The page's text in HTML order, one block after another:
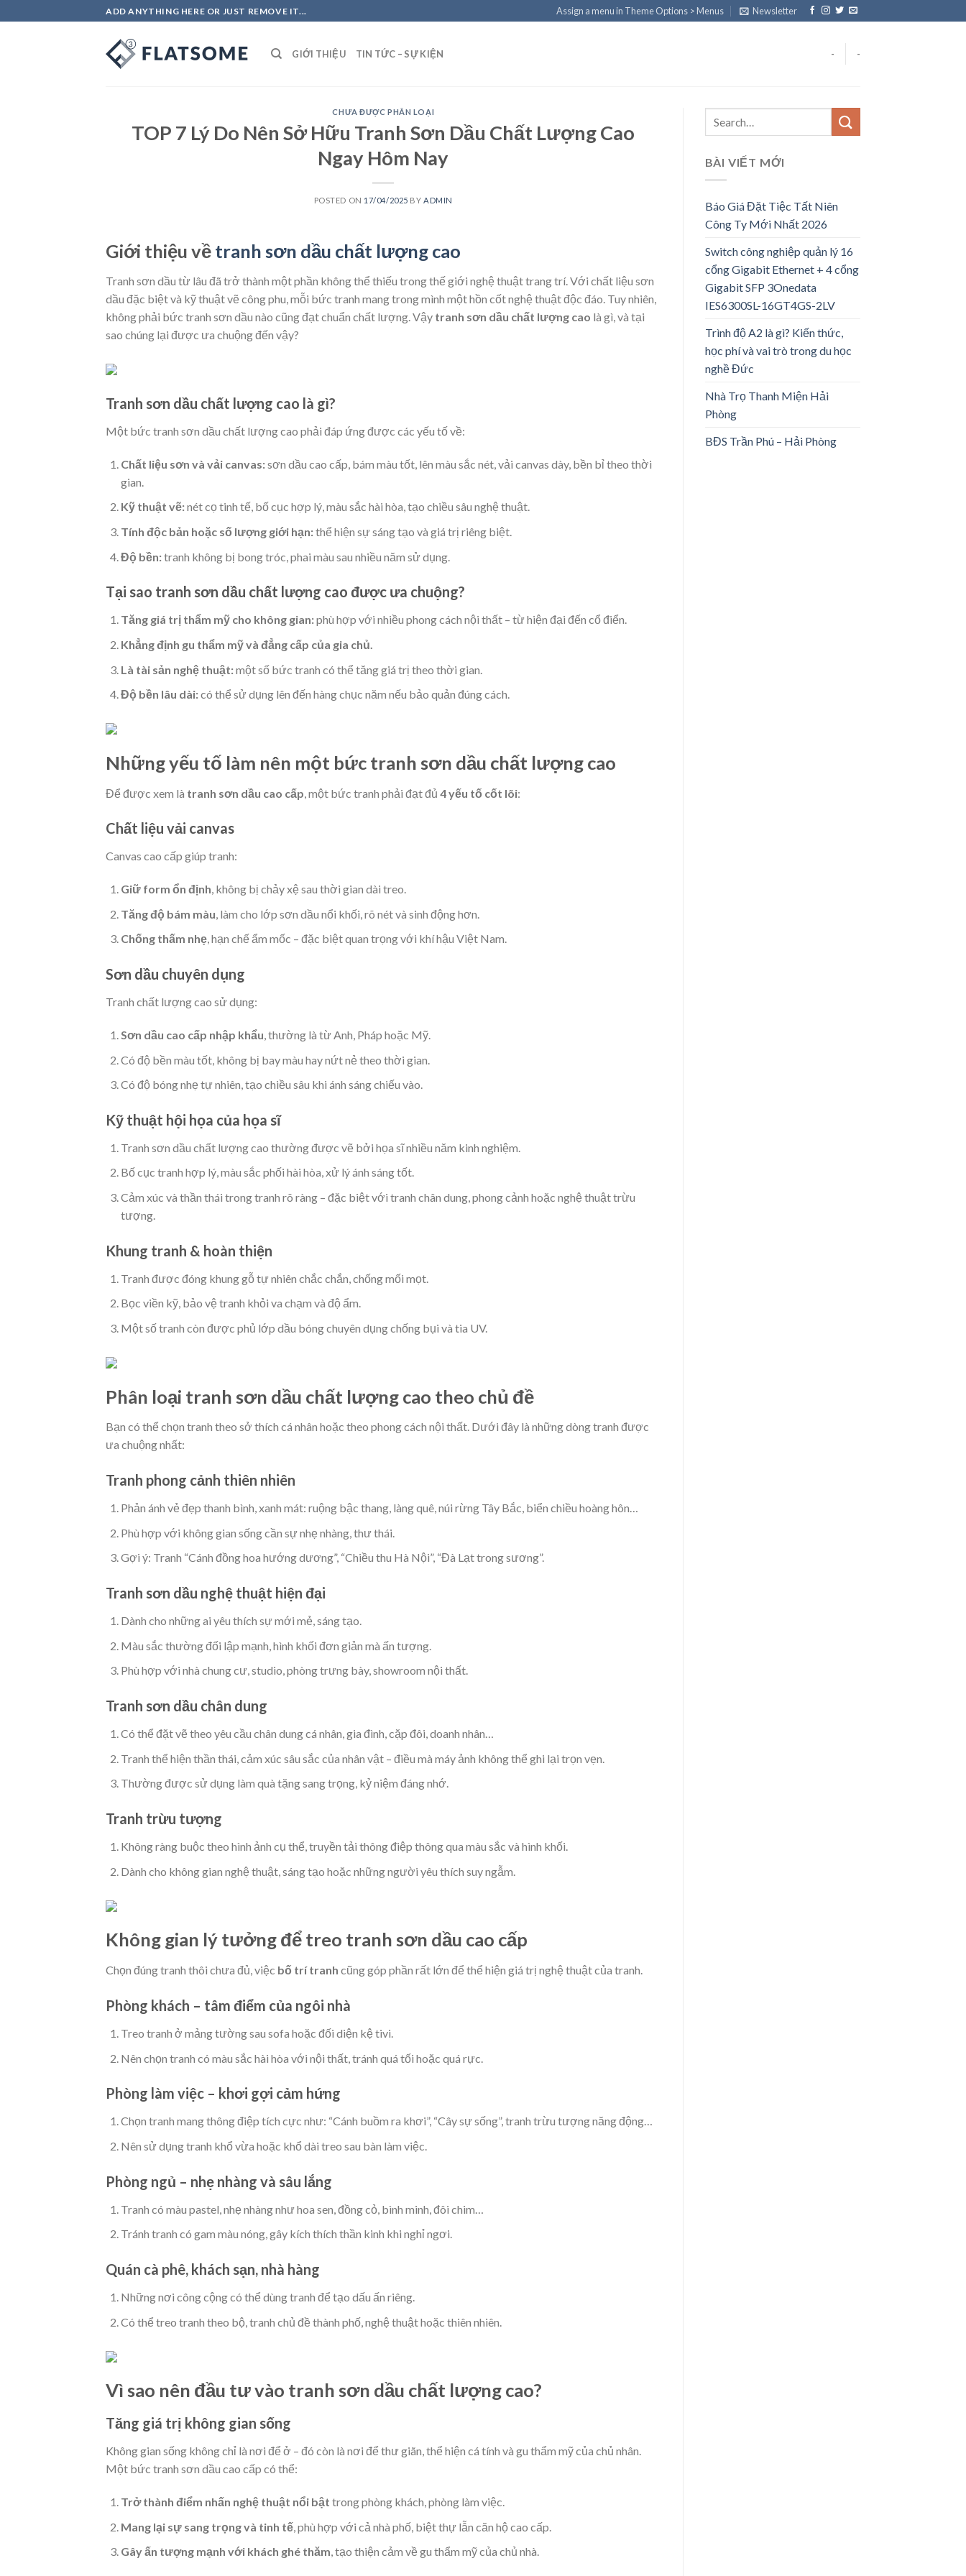
to
ADD ANYTHING HERE OR JUST REMOVE IT... Assign a menu in Theme Options > Menus Newsletter
GIỚI THIỆU TIN TỨC – SỰ KIỆN - -
CHƯA ĐƯỢC PHÂN LOẠI
TOP 7 Lý Do Nên Sở Hữu Tranh Sơn Dầu Chất Lượng Cao
Ngay Hôm Nay
POSTED ON 17/04/2025 BY ADMIN
Giới thiệu về tranh sơn dầu chất lượng cao
Tranh sơn dầu từ lâu đã trở thành một phần không thể thiếu trong thế giới nghệ thuật trang trí. Với chất liệu sơn
dầu đặc biệt và kỹ thuật vẽ công phu, mỗi bức tranh mang trong mình một hồn cốt nghệ thuật độc đáo. Tuy nhiên,
không phải bức tranh sơn dầu nào cũng đạt chuẩn chất lượng. Vậy tranh sơn dầu chất lượng cao là gì, và tại
sao chúng lại được ưa chuộng đến vậy?
Tranh sơn dầu chất lượng cao là gì?
Một bức tranh sơn dầu chất lượng cao phải đáp ứng được các yếu tố về:
Chất liệu sơn và vải canvas:sơn dầu cao cấp, bám màu tốt, lên màu sắc nét, vải canvas dày, bền bỉ theo thời
gian.
Kỹ thuật vẽ:nét cọ tinh tế, bố cục hợp lý, màu sắc hài hòa, tạo chiều sâu nghệ thuật.
Tính độc bản hoặc số lượng giới hạn:thể hiện sự sáng tạo và giá trị riêng biệt.
Độ bền:tranh không bị bong tróc, phai màu sau nhiều năm sử dụng.
Tại sao tranh sơn dầu chất lượng cao được ưa chuộng?
Tăng giá trị thẩm mỹ cho không gian:phù hợp với nhiều phong cách nội thất – từ hiện đại đến cổ điển.
Khẳng định gu thẩm mỹ và đẳng cấp của gia chủ.
Là tài sản nghệ thuật:một số bức tranh có thể tăng giá trị theo thời gian.
Độ bền lâu dài:có thể sử dụng lên đến hàng chục năm nếu bảo quản đúng cách.
Những yếu tố làm nên một bức tranh sơn dầu chất lượng cao
Để được xem là tranh sơn dầu cao cấp , một bức tranh phải đạt đủ 4 yếu tố cốt lõi:
Chất liệu vải canvas
Canvas cao cấp giúp tranh:
Giữ form ổn định, không bị chảy xệ sau thời gian dài treo.
Tăng độ bám màu , làm cho lớp sơn dầu nổi khối, rõ nét và sinh động hơn.
Chống thấm nhẹ, hạn chế ẩm mốc – đặc biệt quan trọng với khí hậu Việt Nam.
Sơn dầu chuyên dụng
Tranh chất lượng cao sử dụng:
Sơn dầu cao cấp nhập khẩu, thường là từ Anh, Pháp hoặc Mỹ.
Có độ bền màu tốt, không bị bay màu hay nứt nẻ theo thời gian.
Có độ bóng nhẹ tự nhiên, tạo chiều sâu khi ánh sáng chiếu vào.
Kỹ thuật hội họa của họa sĩ
Tranh sơn dầu chất lượng cao thường được vẽ bởi họa sĩ nhiều năm kinh nghiệm.
Bố cục tranh hợp lý, màu sắc phối hài hòa, xử lý ánh sáng tốt.
Cảm xúc và thần thái trong tranh rõ ràng – đặc biệt với tranh chân dung, phong cảnh hoặc nghệ thuật trừu
tượng.
Khung tranh & hoàn thiện
Tranh được đóng khung gỗ tự nhiên chắc chắn, chống mối mọt.
Bọc viền kỹ, bảo vệ tranh khỏi va chạm và độ ẩm.
Một số tranh còn được phủ lớp dầu bóng chuyên dụng chống bụi và tia UV.
Phân loại tranh sơn dầu chất lượng cao theo chủ đề
Bạn có thể chọn tranh theo sở thích cá nhân hoặc theo phong cách nội thất. Dưới đây là những dòng tranh được
ưa chuộng nhất:
Tranh phong cảnh thiên nhiên
Phản ánh vẻ đẹp thanh bình, xanh mát: ruộng bậc thang, làng quê, núi rừng Tây Bắc, biển chiều hoàng hôn…
Phù hợp với không gian sống cần sự nhẹ nhàng, thư thái.
Gợi ý: Tranh “Cánh đồng hoa hướng dương”, “Chiều thu Hà Nội”, “Đà Lạt trong sương”.
Tranh sơn dầu nghệ thuật hiện đại
Dành cho những ai yêu thích sự mới mẻ, sáng tạo.
Màu sắc thường đối lập mạnh, hình khối đơn giản mà ấn tượng.
Phù hợp với nhà chung cư, studio, phòng trưng bày, showroom nội thất.
Tranh sơn dầu chân dung
Có thể đặt vẽ theo yêu cầu chân dung cá nhân, gia đình, cặp đôi, doanh nhân…
Tranh thể hiện thần thái, cảm xúc sâu sắc của nhân vật – điều mà máy ảnh không thể ghi lại trọn vẹn.
Thường được sử dụng làm quà tặng sang trọng, kỷ niệm đáng nhớ.
Tranh trừu tượng
Không ràng buộc theo hình ảnh cụ thể, truyền tải thông điệp thông qua màu sắc và hình khối.
Dành cho không gian nghệ thuật, sáng tạo hoặc những người yêu thích suy ngẫm.
Không gian lý tưởng để treo tranh sơn dầu cao cấp
Chọn đúng tranh thôi chưa đủ, việc bố trí tranh cũng góp phần rất lớn để thể hiện giá trị nghệ thuật của tranh.
Phòng khách – tâm điểm của ngôi nhà
Treo tranh ở mảng tường sau sofa hoặc đối diện kệ tivi.
Nên chọn tranh có màu sắc hài hòa với nội thất, tránh quá tối hoặc quá rực.
Phòng làm việc – khơi gợi cảm hứng
Chọn tranh mang thông điệp tích cực như: “Cánh buồm ra khơi”, “Cây sự sống”, tranh trừu tượng năng động…
Nên sử dụng tranh khổ vừa hoặc khổ dài treo sau bàn làm việc.
Phòng ngủ – nhẹ nhàng và sâu lắng
Tranh có màu pastel, nhẹ nhàng như hoa sen, đồng cỏ, bình minh, đôi chim…
Tránh tranh có gam màu nóng, gây kích thích thần kinh khi nghỉ ngơi.
Quán cà phê, khách sạn, nhà hàng
Những nơi công cộng có thể dùng tranh để tạo dấu ấn riêng.
Có thể treo tranh theo bộ, tranh chủ đề thành phố, nghệ thuật hoặc thiên nhiên.
Vì sao nên đầu tư vào tranh sơn dầu chất lượng cao?
Tăng giá trị không gian sống
Không gian sống không chỉ là nơi để ở – đó còn là nơi để thư giãn, thể hiện cá tính và gu thẩm mỹ của chủ nhân.
Một bức tranh sơn dầu cao cấp có thể:
Trở thành điểm nhấn nghệ thuật nổi bật trong phòng khách, phòng làm việc.
Mang lại sự sang trọng và tinh tế, phù hợp với cả nhà phố, biệt thự lẫn căn hộ cao cấp.
Gây ấn tượng mạnh với khách ghé thăm, tạo thiện cảm về gu thẩm mỹ của chủ nhà.
BÀI VIẾT MỚI
Báo Giá Đặt Tiệc Tất Niên
Công Ty Mới Nhất 2026
Switch công nghiệp quản lý 16
cổng Gigabit Ethernet + 4 cổng
Gigabit SFP 3Onedata
IES6300SL-16GT4GS-2LV
Trình độ A2 là gì? Kiến thức,
học phí và vai trò trong du học
nghề Đức
Nhà Trọ Thanh Miện Hải
Phòng
BĐS Trần Phú – Hải Phòng